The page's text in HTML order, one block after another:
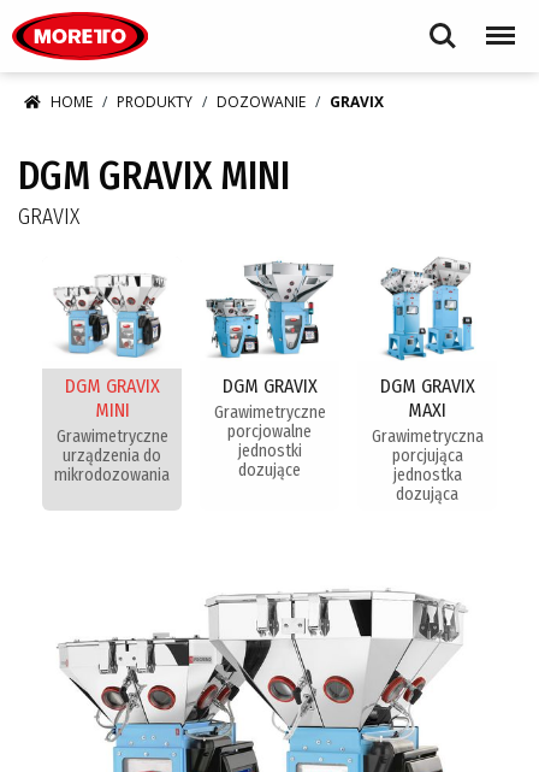
Search Menu
HOME PRODUKTY DOZOWANIE GRAVIX
DGM GRAVIX MINI
GRAVIX
DGM GRAVIX
MINI
Grawimetryczne
urządzenia do
mikrodozowania
DGM GRAVIX
Grawimetryczne
porcjowalne
jednostki
dozujące
DGM GRAVIX
MAXI
Grawimetryczna
porcjująca
jednostka
dozująca